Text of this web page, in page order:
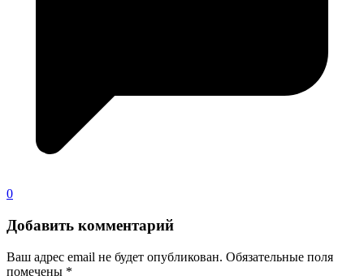
0
Добавить комментарий
Ваш адрес email не будет опубликован. Обязательные поля
помечены *